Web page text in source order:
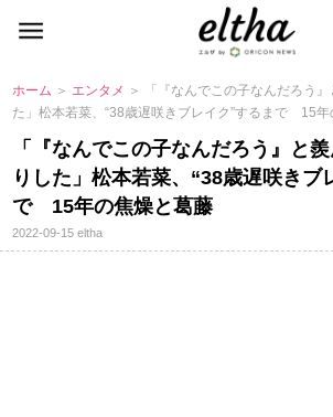
ホーム ＞ エンタメ ＞ 「『なんでこの子なんだろう
た」松本若菜、“38歳遅咲きブレイク”するまで 15年
「『なんでこの子なんだろう』と
りした」松本若菜、“38歳遅咲きブ
で 15年の焦燥と葛藤
2022-09-15eltha